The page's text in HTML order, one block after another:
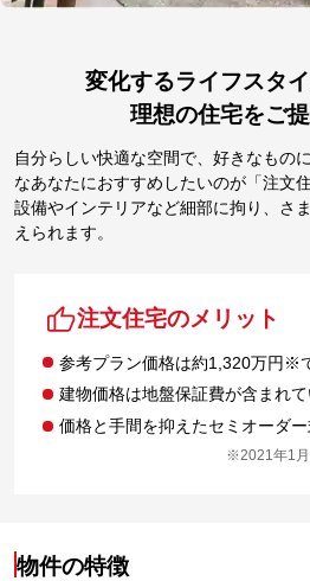
変化するライフスタ
理想の住宅をご
自分らしい快適な空間で、好きなもの
なあなたにおすすめしたいのが「注文
設備やインテリアなど細部に拘り、さ
えられます。
注文住宅のメリット
参考プラン価格は約1,320万円※
建物価格は地盤保証費が含まれて
価格と手間を抑えたセミオーダー
※2021年1月
物件の特徴